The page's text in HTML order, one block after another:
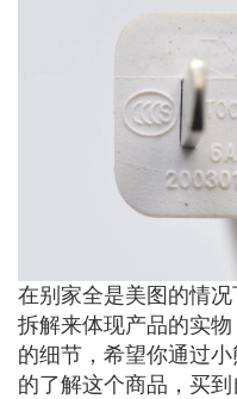
在别家全是美图的情
拆解来体现产品的实
的细节，希望你通过
的了解这个商品，买到